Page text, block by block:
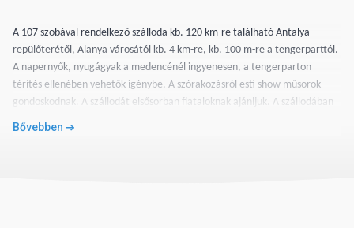
A 107 szobával rendelkező szálloda kb. 120 km-re található Antalya
repülőterétől, Alanya városától kb. 4 km-re, kb. 100 m-re a tengerparttól.
A napernyők, nyugágyak a medencénél ingyenesen, a tengerparton
térítés ellenében vehetők igénybe. A szórakozásról esti show műsorok
gondoskodnak. A szállodát elsősorban fiataloknak ajánljuk. A szállodában
központi étterem, bárok, szabadtéri medence, gyermekmedence várják a
Bővebben